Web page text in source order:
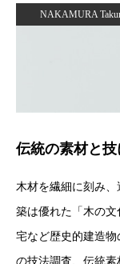
NAKAMURA
伝統の素材と
木材を繊細に刻み
築は優れた「木の
宅など歴史的建造
の技法調査、伝統